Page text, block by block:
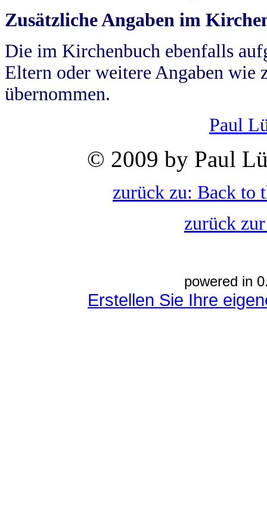
Zusätzliche Angaben im
Die im Kirchenbuch ebenfalls
Eltern oder weitere Angaben wie
übernommen.
Paul
© 2009 by Paul
zurück zu: Back to
zurück
powered in
Erstellen Sie Ihre